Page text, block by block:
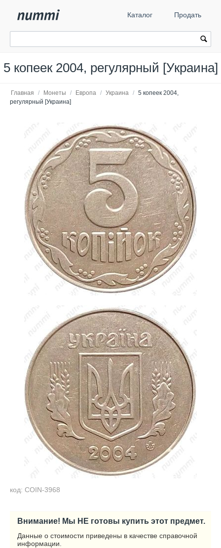
Каталог Продать
5 копеек 2004, регулярный [Украина]
Главная / Монеты / Европа / Украина / 5 копеек 2004,
регулярный [Украина]
код: COIN-3968
Внимание! Мы НЕ готовы купить этот предмет.
Данные о стоимости приведены в качестве справочной
информации.